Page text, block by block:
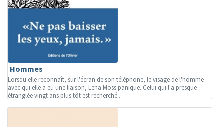
Hommes
Lorsqu'elle reconnaît, sur l'écran de son téléphone, le visage de l'homme
avec qui elle a eu une liaison, Lena Moss panique. Celui qui l'a presque
étranglée vingt ans plus tôt est recherché...